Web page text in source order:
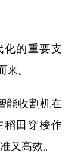
的重要支
来。
收割机在
稻田穿梭作
又高效。